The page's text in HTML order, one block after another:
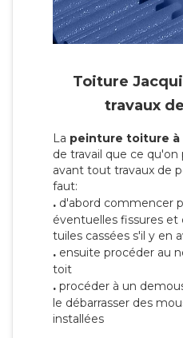
Toiture
travaux
La peinture toiture à
de travail que ce qu'on
avant tout travaux de
faut:
. d'abord commencer
éventuelles fissures et
tuiles cassées s'il y en
. ensuite procéder au
toit
. procéder à un
le débarrasser des
installées